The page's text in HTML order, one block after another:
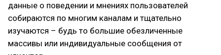
данные о поведении и мнениях пользователей
собираются по многим каналам и тщательно
изучаются – будь то большие обезличенные
массивы или индивидуальные сообщения от